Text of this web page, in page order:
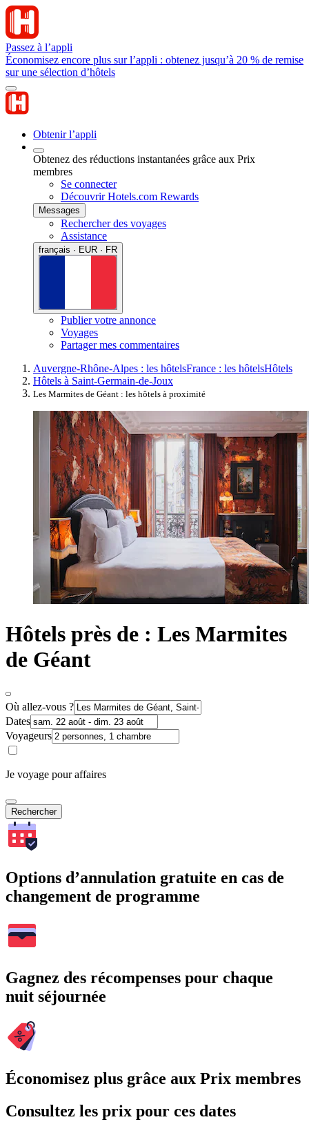
Passez à l’appli
Économisez encore plus sur l’appli : obtenez jusqu’à 20 % de remise
sur une sélection d’hôtels
Obtenir l’appli
Obtenez des réductions instantanées grâce aux Prix
membres
Se connecter
Découvrir Hotels.com Rewards
Messages
Rechercher des voyages
Assistance
français · EUR · FR
Publier votre annonce
Voyages
Partager mes commentaires
Auvergne-Rhône-Alpes : les hôtelsFrance : les hôtelsHôtels
Hôtels à Saint-Germain-de-Joux
Les Marmites de Géant : les hôtels à proximité
Hôtels près de : Les Marmites
de Géant
Où allez-vous ?
Dates
Voyageurs
Je voyage pour affaires
Rechercher
Options d’annulation gratuite en cas de
changement de programme
Gagnez des récompenses pour chaque
nuit séjournée
Économisez plus grâce aux Prix membres
Consultez les prix pour ces dates